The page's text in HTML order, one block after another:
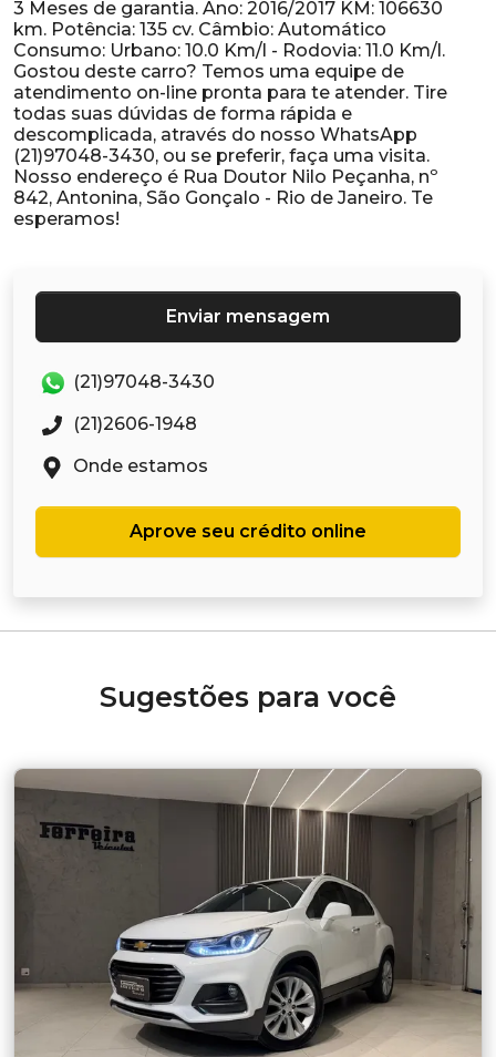
3 Meses de garantia. Ano: 2016/2017 KM: 106630
km. Potência: 135 cv. Câmbio: Automático
Consumo: Urbano: 10.0 Km/l - Rodovia: 11.0 Km/l.
Gostou deste carro? Temos uma equipe de
atendimento on-line pronta para te atender. Tire
todas suas dúvidas de forma rápida e
descomplicada, através do nosso WhatsApp
(21)97048-3430, ou se preferir, faça uma visita.
Nosso endereço é Rua Doutor Nilo Peçanha, nº
842, Antonina, São Gonçalo - Rio de Janeiro. Te
Enviar mensagem
(21)97048-3430
(21)2606-1948
Onde estamos
Aprove seu crédito online
Sugestões para você